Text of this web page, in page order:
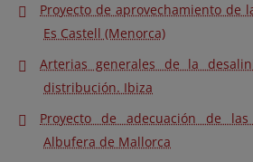
Proyecto de aprovechamiento de
Es Castell (Menorca)
Arterias generales de la
distribución. Ibiza
Proyecto de adecuación de
Albufera de Mallorca